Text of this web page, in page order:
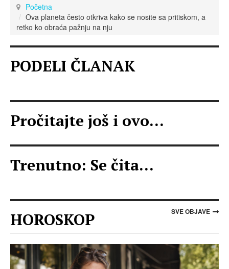
Početna
Ova planeta često otkriva kako se nosite sa pritiskom, a
retko ko obraća pažnju na nju
PODELI ČLANAK
Pročitajte još i ovo...
Trenutno: Se čita...
HOROSKOP SVE OBJAVE